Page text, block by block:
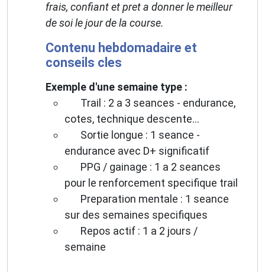
frais, confiant et pret a donner le meilleur
de soi le jour de la course.
Contenu hebdomadaire et
conseils cles
Exemple d'une semaine type :
Trail : 2 a 3 seances - endurance,
cotes, technique descente...
Sortie longue : 1 seance -
endurance avec D+ significatif
PPG / gainage : 1 a 2 seances
pour le renforcement specifique trail
Preparation mentale : 1 seance
sur des semaines specifiques
Repos actif : 1 a 2 jours /
semaine